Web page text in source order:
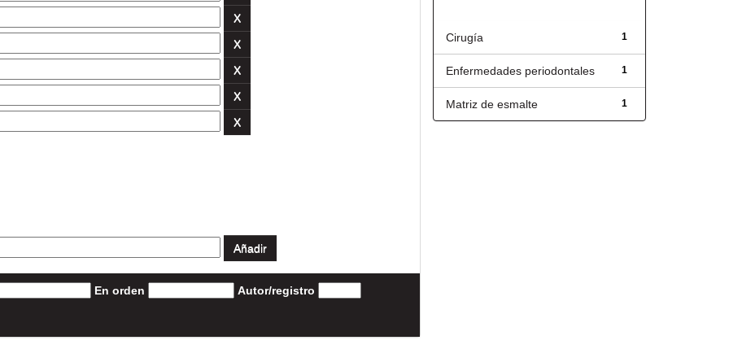
En orden Autor/registro
1
Cirugía
1
Enfermedades periodontales
1
Matriz de esmalte